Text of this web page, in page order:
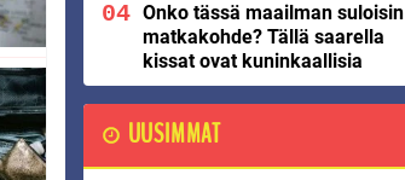
Onko tässä maailman suloisin
matkakohde? Tällä saarella
kissat ovat kuninkaallisia
UUSIMMAT